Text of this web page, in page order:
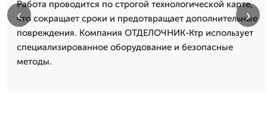
Работа проводится по строгой технологической карте,
что сокращает сроки и предотвращает дополнительные
повреждения. Компания ОТДЕЛОЧНИК-Ктр использует
специализированное оборудование и безопасные
методы.
‹ ›